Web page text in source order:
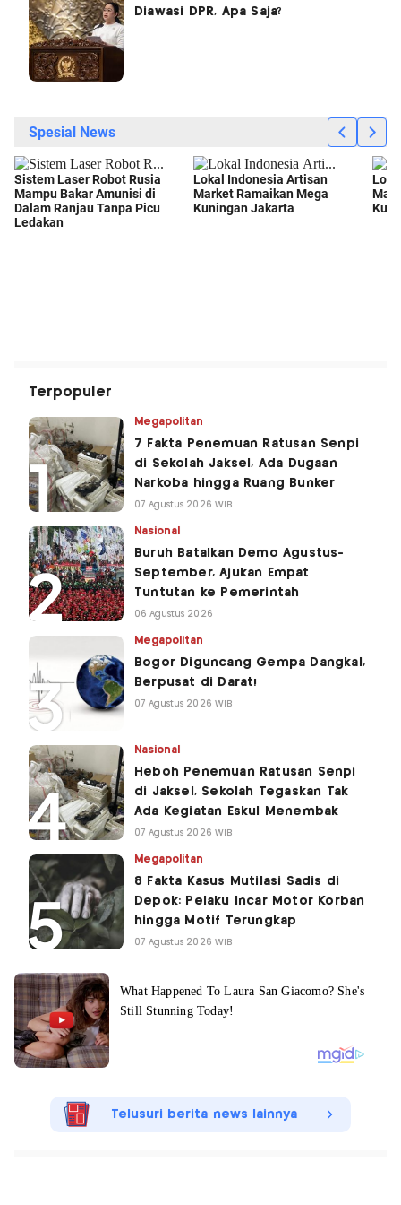
Diawasi DPR, Apa Saja?
Terpopuler
Megapolitan
7 Fakta Penemuan Ratusan Senpi
di Sekolah Jaksel, Ada Dugaan
Narkoba hingga Ruang Bunker
07 Agustus 2026 WIB
Nasional
Buruh Batalkan Demo Agustus-
September, Ajukan Empat
Tuntutan ke Pemerintah
06 Agustus 2026
Megapolitan
Bogor Diguncang Gempa Dangkal,
Berpusat di Darat!
07 Agustus 2026 WIB
Nasional
Heboh Penemuan Ratusan Senpi
di Jaksel, Sekolah Tegaskan Tak
Ada Kegiatan Eskul Menembak
07 Agustus 2026 WIB
Megapolitan
8 Fakta Kasus Mutilasi Sadis di
Depok: Pelaku Incar Motor Korban
hingga Motif Terungkap
07 Agustus 2026 WIB
Telusuri berita news lainnya